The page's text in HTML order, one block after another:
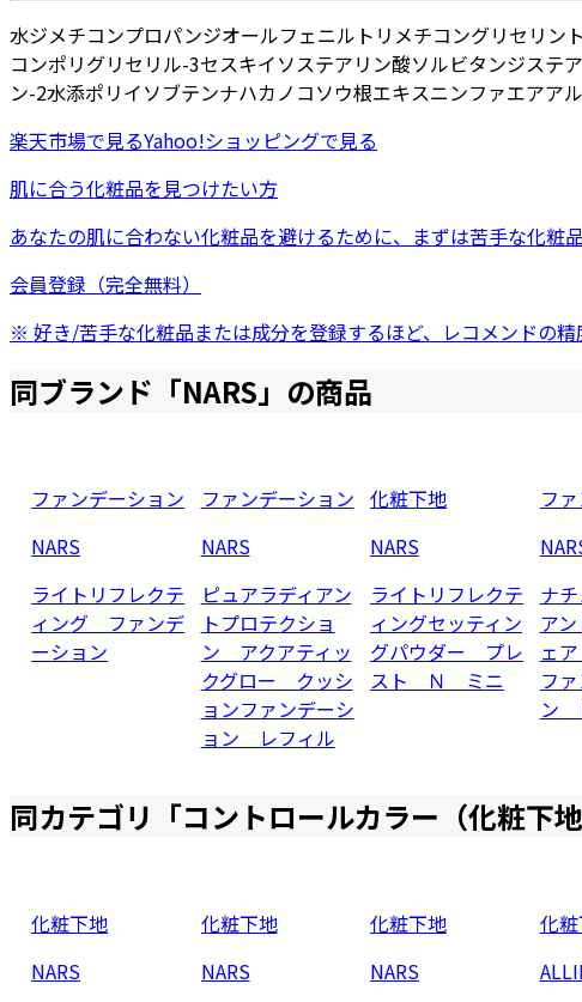
水ジメチコンプロパンジオールフェニルトリメチコングリセリン
コンポリグリセリル-3セスキイソステアリン酸ソルビタンジステ
ン-2水添ポリイソブテンナハカノコソウ根エキスニンファエアア
楽天市場で見るYahoo!ショッピングで見る
肌に合う化粧品を見つけたい方
あなたの肌に合わない化粧品を避けるために、まずは苦手な化粧品
会員登録（完全無料）
※ 好き/苦手な化粧品または成分を登録するほど、レコメンドの
同ブランド「NARS」の商品
ファンデーション
NARS
ライトリフレクテ
ィング ファンデ
ーション
ファンデーション
NARS
ピュアラディアン
トプロテクショ
ン アクアティッ
クグロー クッシ
ョンファンデーシ
ョン レフィル
化粧下地
NARS
ライトリフレクテ
ィングセッティン
グパウダー プレ
スト Ｎ ミニ
フ
ナ
ア
ェ
フ
ン
同カテゴリ「コントロールカラー（化粧下地
化粧下地
NARS
化粧下地
NARS
化粧下地
NARS
化